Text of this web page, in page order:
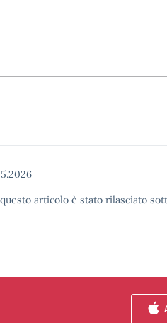
articolo è stato rilasciato